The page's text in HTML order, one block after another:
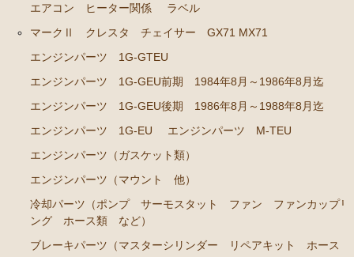
エンジンパーツ 1G-FE GS141
GS151 GS151H
エンジンパーツ 2JZ-GE JZS155
アリスト JZS147 UZS143
2JZ-GE JZS147
RA45 RA46）
エアコン ヒーター関係
ラベル
マークⅡ クレスタ チェイサー GX71 MX71
エンジンパーツ 1G-GTEU
エンジンパーツ 1G-GEU前期 1984年8月～1986年8月迄
エンジンパーツ 1G-GEU後期 1986年8月～1988年8月迄
エンジンパーツ 1G-EU
エンジンパーツ M-TEU
エンジンパーツ（ガスケット類）
エンジンパーツ（マウント 他）
冷却パーツ（ポンプ サーモスタット ファン ファンカップリ
ング ホース類 など）
ブレーキパーツ（マスターシリンダー リペアキット ホース